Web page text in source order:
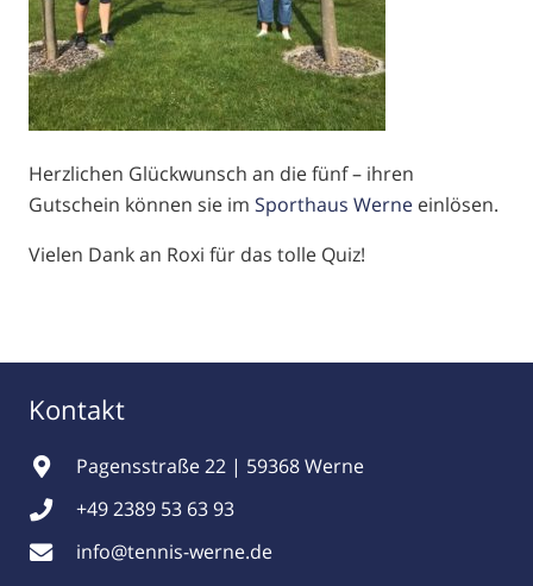
Herzlichen Glückwunsch an die fünf – ihren
Gutschein können sie im Sporthaus Werne einlösen.
Vielen Dank an Roxi für das tolle Quiz!
Kontakt
Pagensstraße 22 | 59368 Werne
+49 2389 53 63 93
info@tennis-werne.de